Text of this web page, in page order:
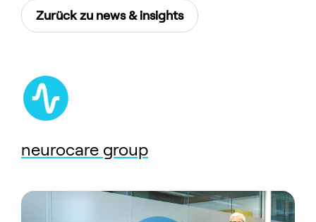
Zurück zu news & insights
neurocare group